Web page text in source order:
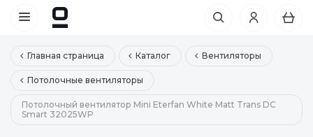
Главная страница Каталог Вентиляторы
Потолочные вентиляторы
Потолочный вентилятор Mini Eterfan White Matt Trans DC
Smart 32025WP